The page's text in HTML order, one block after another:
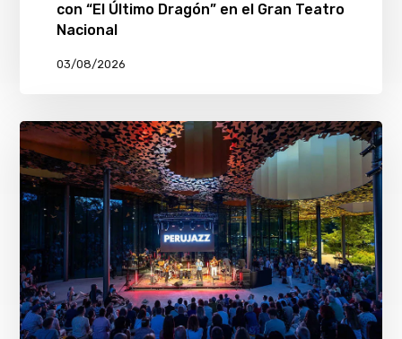
con “El Último Dragón” en el Gran Teatro
Nacional
03/08/2026